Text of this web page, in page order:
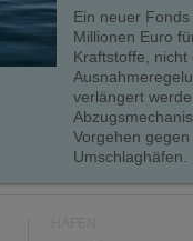
Ein neuer
Millionen Euro
Kraftstoffe, nicht
verlängert
Vorgehen
Umschlaghäfen.